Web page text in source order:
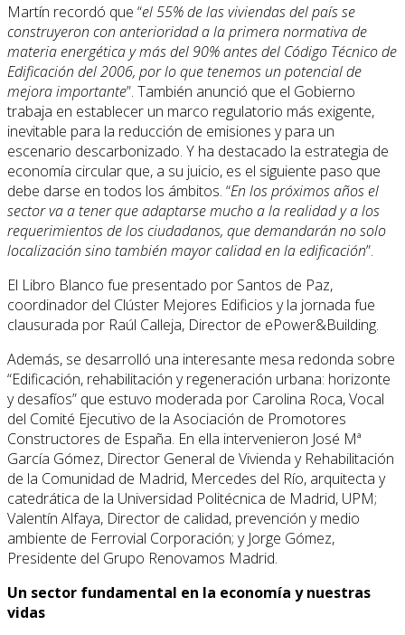
Martín recordó que “el 55% de las viviendas del país se
construyeron con anterioridad a la primera normativa de
materia energética y más del 90% antes del Código Técnico de
Edificación del 2006, por lo que tenemos un potencial de
mejora importante”. También anunció que el Gobierno
trabaja en establecer un marco regulatorio más exigente,
inevitable para la reducción de emisiones y para un
escenario descarbonizado. Y ha destacado la estrategia de
economía circular que, a su juicio, es el siguiente paso que
debe darse en todos los ámbitos. “En los próximos años el
sector va a tener que adaptarse mucho a la realidad y a los
requerimientos de los ciudadanos, que demandarán no solo
localización sino también mayor calidad en la edificación”.
El Libro Blanco fue presentado por Santos de Paz,
coordinador del Clúster Mejores Edificios y la jornada fue
clausurada por Raúl Calleja, Director de ePower&Building.
Además, se desarrolló una interesante mesa redonda sobre
“Edificación, rehabilitación y regeneración urbana: horizonte
y desafíos” que estuvo moderada por Carolina Roca, Vocal
del Comité Ejecutivo de la Asociación de Promotores
Constructores de España. En ella intervenieron José Mª
García Gómez, Director General de Vivienda y Rehabilitación
de la Comunidad de Madrid, Mercedes del Río, arquitecta y
catedrática de la Universidad Politécnica de Madrid, UPM;
Valentín Alfaya, Director de calidad, prevención y medio
ambiente de Ferrovial Corporación; y Jorge Gómez,
Presidente del Grupo Renovamos Madrid.
Un sector fundamental en la economía y nuestras
vidas